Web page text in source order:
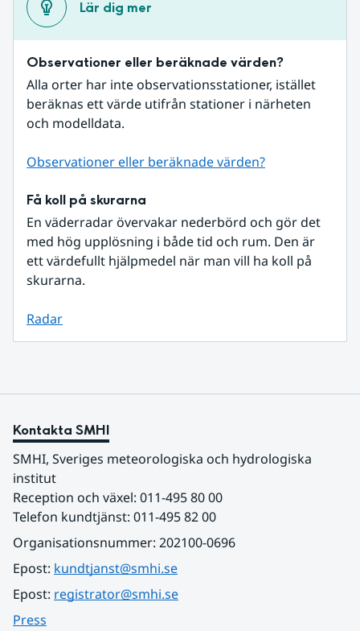
Lär dig mer
Observationer eller beräknade värden?
Alla orter har inte observationsstationer, istället
beräknas ett värde utifrån stationer i närheten
och modelldata.
Observationer eller beräknade värden?
Få koll på skurarna
En väderradar övervakar nederbörd och gör det
med hög upplösning i både tid och rum. Den är
ett värdefullt hjälpmedel när man vill ha koll på
skurarna.
Radar
Kontakta SMHI
SMHI, Sveriges meteorologiska och hydrologiska
institut
Reception och växel: 011-495 80 00
Telefon kundtjänst: 011-495 82 00
Organisationsnummer: 202100-0696
Epost: kundtjanst@smhi.se
Epost: registrator@smhi.se
Press